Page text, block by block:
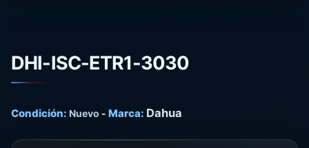
DHI-ISC-ETR1-3030
Condición: Nuevo - Marca: Dahua